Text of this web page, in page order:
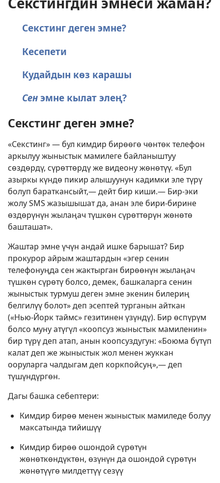
Секстинг деген эмне?
Кесепети
Кудайдын көз карашы
Сенэмне кылат элең?
Секстинг деген эмне?
«Секстинг» — бул кимдир бирөөгө чөнтөк телефон
аркылуу жыныстык мамилеге байланыштуу
сөздөрдү, сүрөттөрдү же видеону жөнөтүү. «Бул
азыркы күндө пикир алышуунун кадимки эле түрү
болуп бараткансыйт,— дейт бир киши.— Бир-эки
жолу SMS жазышышат да, анан эле бири-бирине
өздөрүнүн жылаңач түшкөн сүрөттөрүн жөнөтө
башташат».
Жаштар эмне үчүн андай ишке барышат? Бир
прокурор айрым жаштардын «эгер сенин
телефонуңда сен жактырган бирөөнүн жылаңач
түшкөн сүрөтү болсо, демек, башкаларга сенин
жыныстык турмуш деген эмне экенин билериң
белгилүү болот» деп эсептей турганын айткан
(«Нью-Йорк таймс» гезитинен үзүндү). Бир өспүрүм
болсо муну атүгүл «коопсуз жыныстык мамиленин»
бир түрү деп атап, анын коопсуздугун: «Боюма бүтүп
калат деп же жыныстык жол менен жуккан
ооруларга чалдыгам деп коркпойсуң»,— деп
түшүндүргөн.
Дагы башка себептери:
Кимдир бирөө менен жыныстык мамиледе болуу
максатында тийишүү
Кимдир бирөө ошондой сүрөтүн
жөнөткөндүктөн, өзүнүн да ошондой сүрөтүн
жөнөтүүгө милдеттүү сезүү